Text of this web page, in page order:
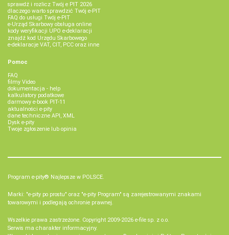
sprawdź i rozlicz Twój e PIT 2026
dlaczego warto sprawdzić Twój e-PIT
FAQ do usługi Twój e-PIT
e-Urząd Skarbowy obsługa online
kody weryfikacji UPO e-deklaracji
znajdź kod Urzędu Skarbowego
e-deklaracje VAT, CIT, PCC oraz inne
Pomoc
FAQ
filmy Video
dokumentacja - help
kalkulatory podatkowe
darmowy e-book PIT-11
aktualności e-pity
dane techniczne API, XML
Dysk e-pity
Twoje zgłoszenie lub opinia
Program e-pity® Najlepsze w POLSCE.
Marki: "e-pity po prostu" oraz "e-pity Program" są zarejestrowanymi znakami
towarowymi i podlegają ochronie prawnej.
Wszelkie prawa zastrzeżone. Copyright 2009-2026 e-file sp. z o.o.
Serwis ma charakter informacyjny.